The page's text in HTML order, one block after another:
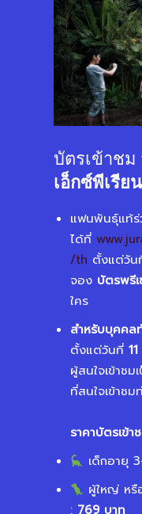
บัตรเข้าชม
เอ็กซ์พีเรีย
แฟนพันธุ์แท้ร่
ได้ที่
/th ตั้งแต่วัน
จอง บัตรพรี
ใคร
สำหรับบุคคล
ตั้งแต่วันที่
ผู้สนใจเข้าช
ที่สนใจเข้าช
ราคาบัตรเข้า
เด็กอายุ
ผู้ใหญ่ หรื
: 769 บาท